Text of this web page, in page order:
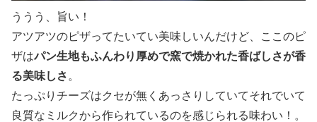
ううう、旨い！
アツアツのピザってたいてい美味しいんだけど、ここのピ
ザはパン生地もふんわり厚めで窯で焼かれた香ばしさが香
る美味しさ 。
たっぷりチーズはクセが無くあっさりしていてそれでいて
良質なミルクから作られているのを感じられる味わい！。